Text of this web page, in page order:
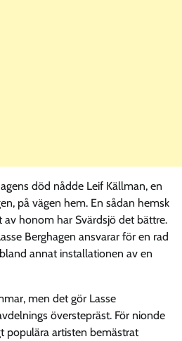
död nådde Leif Källman, en
på vägen hem. En sådan hemsk
av honom har Svärdsjö det bättre.
Berghagen ansvarar för en rad
annat installationen av en
men det gör Lasse
överstepräst. För nionde
populära artisten bemästrat